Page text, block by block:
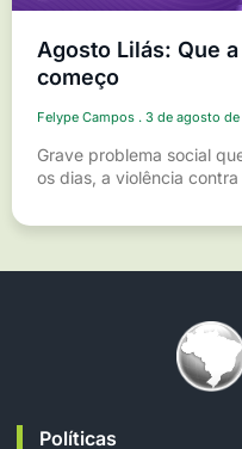
Agosto Lilás: Que
começo
Felype Campos 3 de agosto
Grave problema social
os dias, a violência
Políticas